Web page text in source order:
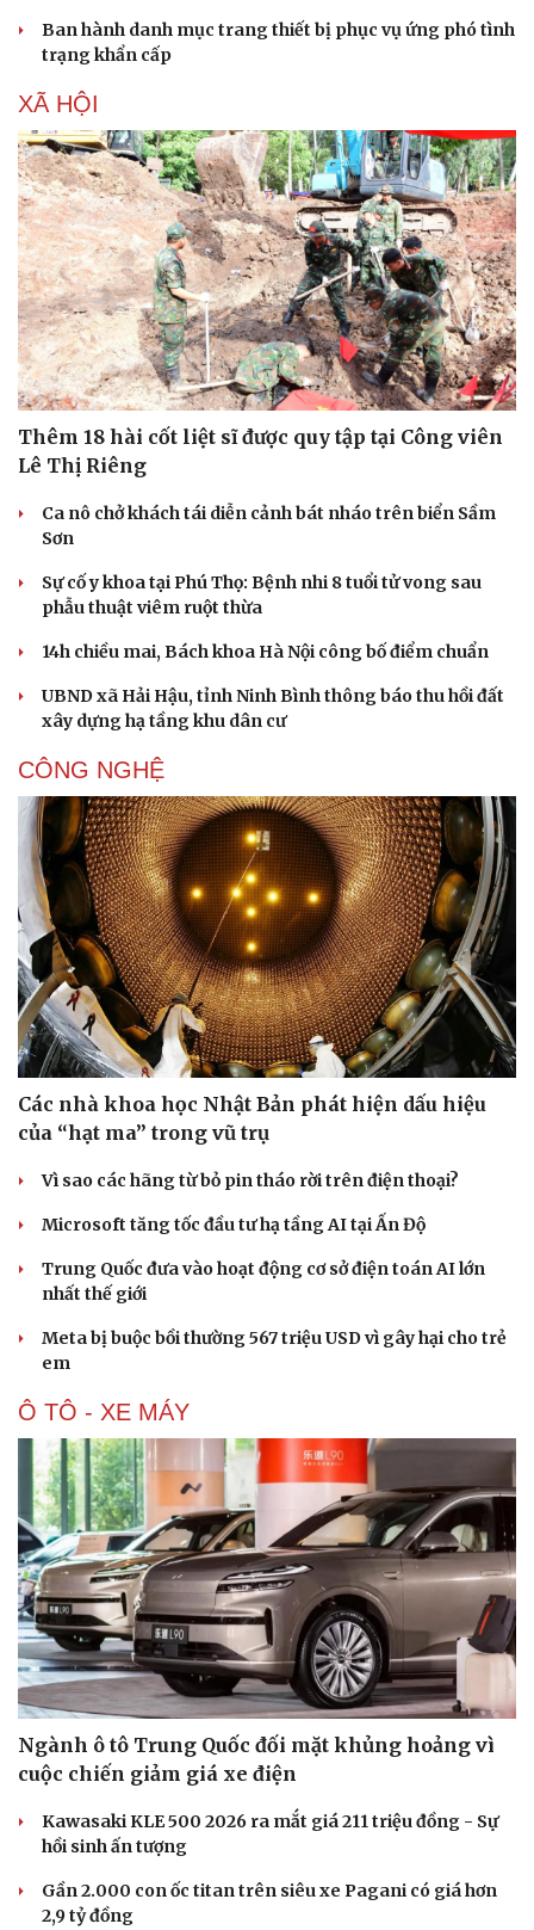
Văn hóa
Văn học
Âm nhạc
Giải trí
Thời trang
Ban hành danh mục trang thiết bị phục vụ ứng phó tình
trạng khẩn cấp
XÃ HỘI
Thêm 18 hài cốt liệt sĩ được quy tập tại Công viên
Lê Thị Riêng
Ca nô chở khách tái diễn cảnh bát nháo trên biển Sầm
Sơn
Sự cố y khoa tại Phú Thọ: Bệnh nhi 8 tuổi tử vong sau
phẫu thuật viêm ruột thừa
14h chiều mai, Bách khoa Hà Nội công bố điểm chuẩn
UBND xã Hải Hậu, tỉnh Ninh Bình thông báo thu hồi đất
xây dựng hạ tầng khu dân cư
CÔNG NGHỆ
Các nhà khoa học Nhật Bản phát hiện dấu hiệu
của “hạt ma” trong vũ trụ
Vì sao các hãng từ bỏ pin tháo rời trên điện thoại?
Microsoft tăng tốc đầu tư hạ tầng AI tại Ấn Độ
Trung Quốc đưa vào hoạt động cơ sở điện toán AI lớn
nhất thế giới
Meta bị buộc bồi thường 567 triệu USD vì gây hại cho trẻ
em
Ô TÔ - XE MÁY
Ngành ô tô Trung Quốc đối mặt khủng hoảng vì
cuộc chiến giảm giá xe điện
Kawasaki KLE 500 2026 ra mắt giá 211 triệu đồng - Sự
hồi sinh ấn tượng
Gần 2.000 con ốc titan trên siêu xe Pagani có giá hơn
2,9 tỷ đồng